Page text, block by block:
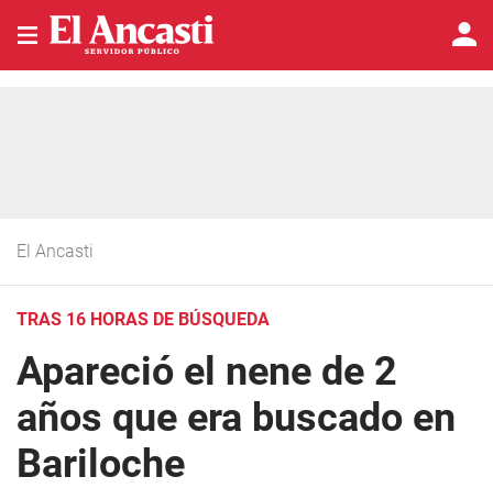
El Ancasti
TRAS 16 HORAS DE BÚSQUEDA
Apareció el nene de 2
años que era buscado en
Bariloche